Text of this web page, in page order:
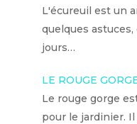
L'écureuil est un
quelques
jours…
LE ROUGE
Le rouge gorge
pour le jardinier.